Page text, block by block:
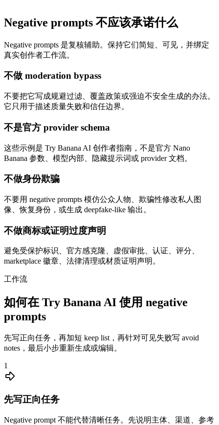
Negative prompts 不应该承诺什么
Negative prompts 是复核辅助。保持它们简短、可见，并绑定
真实创作者工作流。
不做 moderation bypass
不要把它写成规避过滤、覆盖政策或强迫不安全生成的办法。
它只用于描述质量失败和信任边界。
不是官方 provider schema
这些示例是 Try Banana AI 创作者指南，不是官方 Nano
Banana 参数、模型内部、隐藏提示词或 provider 文档。
不做身份欺骗
不要用 negative prompts 模仿公众人物、欺骗性修改私人图
像、恢复身份，或生成 deepfake-like 输出。
不做商标或证明过度声明
避免受保护标识、官方感克隆、虚假审批、认证、评分、
marketplace 徽章、法律清理或材质证明声明。
工作流
如何在 Try Banana AI 使用 negative
prompts
先写正向任务，再加短 keep list，再针对可见失败写 avoid
notes，最后小步重新生成或编辑。
1
先写正向任务
Negative prompt 不能代替清晰任务。先说明主体、渠道、参考